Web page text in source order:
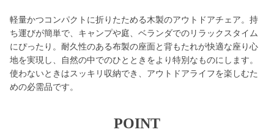
軽量かつコンパクトに折りたためる木製のアウトドアチェア。持
ち運びが簡単で、キャンプや庭、ベランダでのリラックスタイム
にぴったり。耐久性のある布製の座面と背もたれが快適な座り心
地を実現し、自然の中でのひとときをより特別なものにします。
使わないときはスッキリ収納でき、アウトドアライフを楽しむた
めの必需品です。
POINT